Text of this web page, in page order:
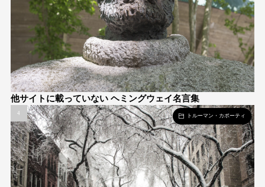
他サイトに載っていない ヘミングウェイ名言集
トルーマン・カポーティ